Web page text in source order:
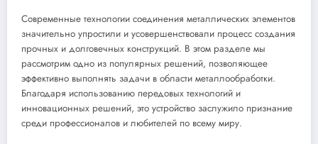
Современные технологии соединения металлических элементов
значительно упростили и усовершенствовали процесс создания
прочных и долговечных конструкций. В этом разделе мы
рассмотрим одно из популярных решений, позволяющее
эффективно выполнять задачи в области металлообработки.
Благодаря использованию передовых технологий и
инновационных решений, это устройство заслужило признание
среди профессионалов и любителей по всему миру.